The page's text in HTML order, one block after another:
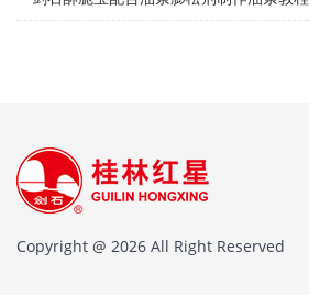
Copyright @ 2026 All Right Reserved